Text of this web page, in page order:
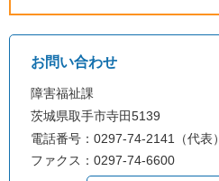
お問い合わせ
障害福祉課
茨城県取手市寺田5139
電話番号：0297-74-2141（代表）
ファクス：0297-74-6600